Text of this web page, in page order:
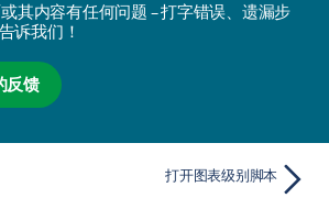
其内容有任何问题 – 打字错误、遗漏步
诉我们！
反馈
打开图表级别脚本